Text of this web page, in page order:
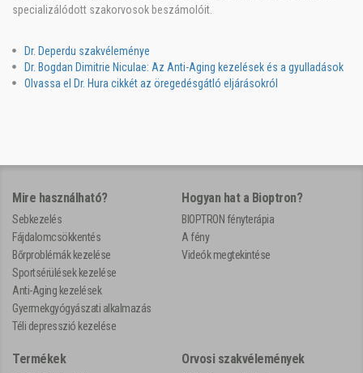
specializálódott szakorvosok beszámolóit.
Dr. Deperdu szakvéleménye
Dr. Bogdan Dimitrie Niculae: Az Anti-Aging kezelések és a gyulladások
Olvassa el Dr. Hura cikkét az öregedésgátló eljárásokról
Mire használható?
Sebkezelés
Fájdalomcsökkentés
Bőrproblémák kezelése
Sportsérülések kezelése
Anti-Aging kezelések
Gyermekgyógyászati alkalmazás
Téli depresszió kezelése
Hogyan hat a Bioptron?
BIOPTRON fényterápia
A fény
Videók megtekintése
Termékek Orvosi szakvélemények